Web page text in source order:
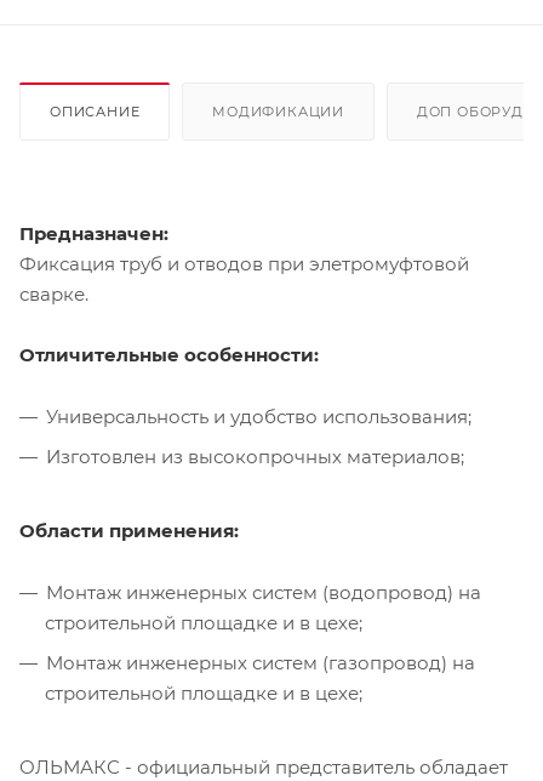
ОПИСАНИЕ МОДИФИКАЦИИ ДОП
Предназначен:
Фиксация труб и отводов при элетромуфтовой
сварке.
Отличительные особенности:
Универсальность и удобство использования;
Изготовлен из высокопрочных материалов;
Области применения:
Монтаж инженерных систем (водопровод) на
строительной площадке и в цехе;
Монтаж инженерных систем (газопровод) на
строительной площадке и в цехе;
ОЛЬМАКС - официальный представитель обладает